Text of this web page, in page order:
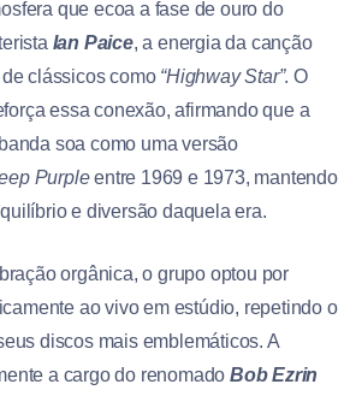
que ecoa a fase de ouro do
Ian Paice, a energia da canção
clássicos como “Highway Star”. O
essa conexão, afirmando que a
soa como uma versão
Purpleentre 1969 e 1973, mantendo
e diversão daquela era.
orgânica, o grupo optou por
ao vivo em estúdio, repetindo o
discos mais emblemáticos. A
a cargo do renomado Bob Ezrin